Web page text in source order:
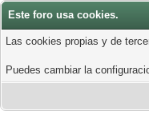
Este foro usa cookies.
Las cookies propias y de
Puedes cambiar la